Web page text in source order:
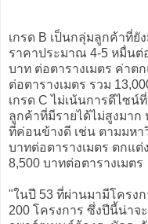
เกรด B เป็นกลุ่มลูกค้าที่ยั
ราคาประมาณ 4-5 หมื่นต่
บาท ต่อตารางเมตร ค่าต
ต่อตารางเมตร รวม
เกรด C ไม่เน้นการดีไซ
ลูกค้าที่มีรายได้ไม่สูงมาก
ที่ค่อนข้างดี เช่น ตามมหา
บาทต่อตารางเมตร ตกแต่
8,500 บาทต่อตารางเมตร
"ในปี 53 ที่ผ่านมามีโครง
200 โครงการ ซึ่งปีนี้น่า